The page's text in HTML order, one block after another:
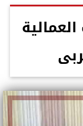
العمالية